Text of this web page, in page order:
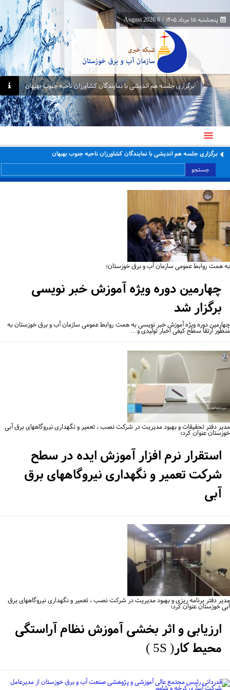
پنجشنبه ۱۵ مرداد ۱۴۰۵ /
6 August 2026
برگزاری جلسه هم اندیشی با نمایندگان کشاورزان ناحیه جنوب بهبهان
برگزاری جلسه هم اندیشی با نمایندگان کشاورزان ناحیه جنوب بهبهان
جستجو
همت روابط عمومی سازمان آب و برق خوزستان؛
چهارمین دوره ویژه آموزش خبر نویسی
برگزار شد
دوره ویژه آموزش خبر نویسی به همت روابط عمومی سازمان آب و برق خوزستان به
ارتقا سطح کیفی اخبار تولیدی و…
دفتر تحقیقات و بهبود مدیریت در شرکت نصب ، تعمیر و نگهداری نیروگاههای برق آبی
عنوان کرد؛
استقرار نرم افزار آموزش ایده در سطح
شرکت تعمیر و نگهداری نیروگاههای برق
آبی
دفتر برنامه ریزی و بهبود مدیریت در شرکت نصب ، تعمیر و نگهداری نیروگاههای برق
خوزستان عنوان کرد؛
ارزیابی و اثر بخشی آموزش نظام آراستگی
محیط کار( 5S )